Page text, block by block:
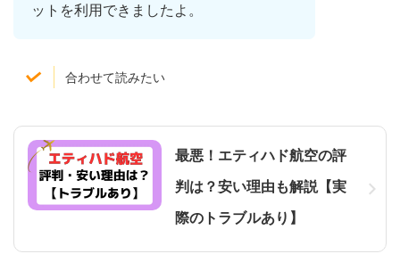
ットを利用できましたよ。
合わせて読みたい
最悪！エティハド航空の評
判は？安い理由も解説【実
際のトラブルあり】